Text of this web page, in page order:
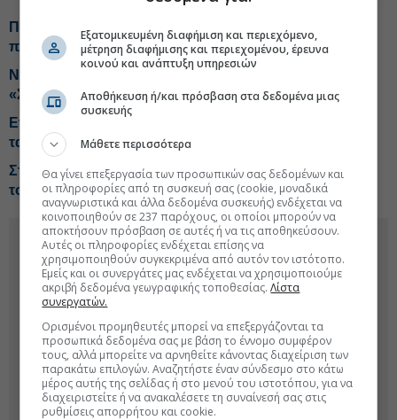
ΠΑΣΟΚ για αγροτικές επιδοτήσεις: Ουραγός στις
πληρωμές η Ελλάδα
Νέα επίθεση από ΠΑΣΟΚ σε Αδ. Γεωργιάδη για τα
«Σπιτάκια Ανακύκλωσης»
Ενημερώθηκε για τις επιχειρήσεις πυρόσβεσης και για
τα ελικόπτερα ο Κ. Μητσοτάκης
Στην παρουσίαση της νέας εφαρμογής MYAGRO για
τους αγρότες ο Κυριάκος Μητσοτάκης
Εξατομικευμένη διαφήμιση και περιεχόμενο,
μέτρηση διαφήμισης και περιεχομένου, έρευνα
κοινού και ανάπτυξη υπηρεσιών
Αποθήκευση ή/και πρόσβαση στα δεδομένα μιας
συσκευής
Μάθετε περισσότερα
Θα γίνει επεξεργασία των προσωπικών σας δεδομένων και
οι πληροφορίες από τη συσκευή σας (cookie, μοναδικά
αναγνωριστικά και άλλα δεδομένα συσκευής) ενδέχεται να
κοινοποιηθούν σε 237 παρόχους, οι οποίοι μπορούν να
αποκτήσουν πρόσβαση σε αυτές ή να τις αποθηκεύσουν.
Αυτές οι πληροφορίες ενδέχεται επίσης να
χρησιμοποιηθούν συγκεκριμένα από αυτόν τον ιστότοπο.
Εμείς και οι συνεργάτες μας ενδέχεται να χρησιμοποιούμε
ακριβή δεδομένα γεωγραφικής τοποθεσίας.Λίστα
συνεργατών.
Ορισμένοι προμηθευτές μπορεί να επεξεργάζονται τα
προσωπικά δεδομένα σας με βάση το έννομο συμφέρον
τους, αλλά μπορείτε να αρνηθείτε κάνοντας διαχείριση των
παρακάτω επιλογών. Αναζητήστε έναν σύνδεσμο στο κάτω
μέρος αυτής της σελίδας ή στο μενού του ιστοτόπου, για να
διαχειριστείτε ή να ανακαλέσετε τη συναίνεσή σας στις
ρυθμίσεις απορρήτου και cookie.